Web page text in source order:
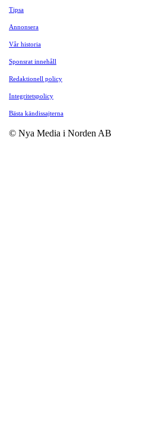
Tipsa
Annonsera
Vår historia
Sponsrat innehåll
Redaktionell policy
Integritetspolicy
Bästa kändissajterna
© Nya Media i Norden AB